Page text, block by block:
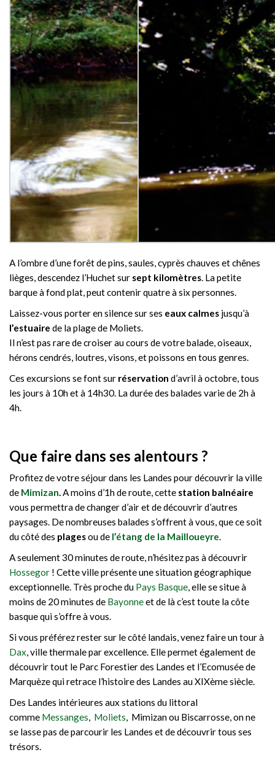
A l’ombre d’une forêt de pins, saules, cyprès chauves et chênes
lièges, descendez l’Huchet sur sept kilomètres. La petite
barque à fond plat, peut contenir quatre à six personnes.
Laissez-vous porter en silence sur ses eaux calmes jusqu’à
l’estuaire de la plage de Moliets.
Il n’est pas rare de croiser au cours de votre balade, oiseaux,
hérons cendrés, loutres, visons, et poissons en tous genres.
Ces excursions se font sur réservation d’avril à octobre, tous
les jours à 10h et à 14h30. La durée des balades varie de 2h à
4h.
Que faire dans ses alentours ?
Profitez de votre séjour dans les Landes pour découvrir la ville
de Mimizan.A moins d’1h de route, cette station balnéaire
vous permettra de changer d’air et de découvrir d’autres
paysages. De nombreuses balades s’offrent à vous, que ce soit
du côté des plagesou de l’étang de la Mailloueyre.
A seulement 30 minutes de route, n’hésitez pas à découvrir
Hossegor ! Cette ville présente une situation géographique
exceptionnelle. Très proche du Pays Basque, elle se situe à
moins de 20 minutes de Bayonneet de là c’est toute la côte
basque qui s’offre à vous.
Si vous préférez rester sur le côté landais, venez faire un tour à
Dax, ville thermale par excellence. Elle permet également de
découvrir tout le Parc Forestier des Landes et l’Ecomusée de
Marquèze qui retrace l’histoire des Landes au XIXème siècle.
Des Landes intérieures aux stations du littoral
comme Messanges, Moliets, Mimizan ou Biscarrosse, on ne
se lasse pas de parcourir les Landes et de découvrir tous ses
trésors.